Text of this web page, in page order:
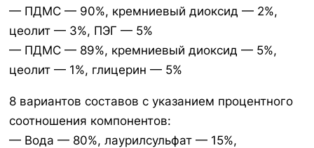
— ПДМС — 90%, кремниевый диоксид — 2%,
цеолит — 3%, ПЭГ — 5%
— ПДМС — 89%, кремниевый диоксид — 5%,
цеолит — 1%, глицерин — 5%
8 вариантов составов с указанием процентного
соотношения компонентов:
— Вода — 80%, лаурилсульфат — 15%,